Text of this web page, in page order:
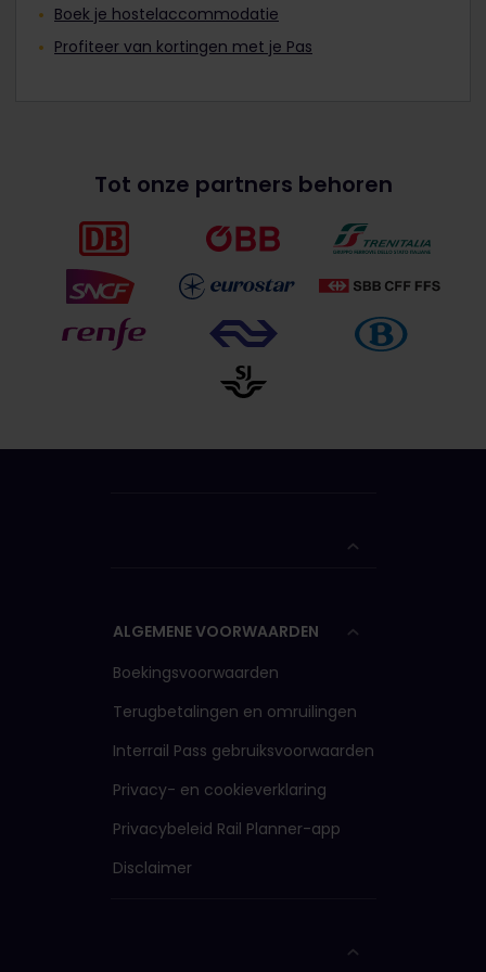
Boek je hostelaccommodatie
Profiteer van kortingen met je Pas
Tot onze partners behoren
ALGEMENE VOORWAARDEN
Boekingsvoorwaarden
Terugbetalingen en omruilingen
Interrail Pass gebruiksvoorwaarden
Privacy- en cookieverklaring
Privacybeleid Rail Planner-app
Disclaimer